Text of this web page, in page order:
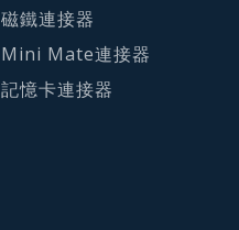
磁鐵連接器
Mini Mate連接器
記憶卡連接器